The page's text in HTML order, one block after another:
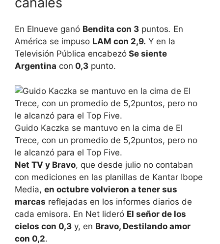
En Elnueve ganó Bendita con 3 puntos. En
América se impuso LAM con 2,9. Y en la
Televisión Pública encabezó Se siente
Argentina con 0,3 punto.
Guido Kaczka se mantuvo en la cima de El
Trece, con un promedio de 5,2puntos, pero no
le alcanzó para el Top Five.
Net TV y Bravo, que desde julio no contaban
con mediciones en las planillas de Kantar Ibope
Media, en octubre volvieron a tener sus
marcas reflejadas en los informes diarios de
cada emisora. En Net lideró El señor de los
cielos con 0,3 y, en Bravo, Destilando amor
con 0,2.